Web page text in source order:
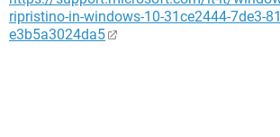
ripristino-in-windows-10-31ce2444-7de3-
e3b5a3024da5